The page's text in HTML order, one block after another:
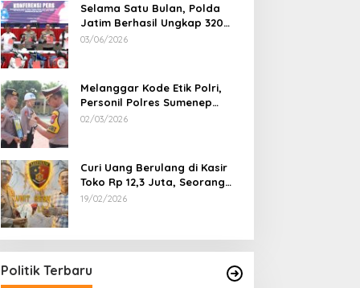
Selama Satu Bulan, Polda
Jatim Berhasil Ungkap 320
Kasus Kejahatan Jalanan, BB
03/06/2026
Melanggar Kode Etik Polri,
Personil Polres Sumenep
Dipecat
02/03/2026
Curi Uang Berulang di Kasir
Toko Rp 12,3 Juta, Seorang
Pemuda Diamankan Tim
19/02/2026
Politik Terbaru